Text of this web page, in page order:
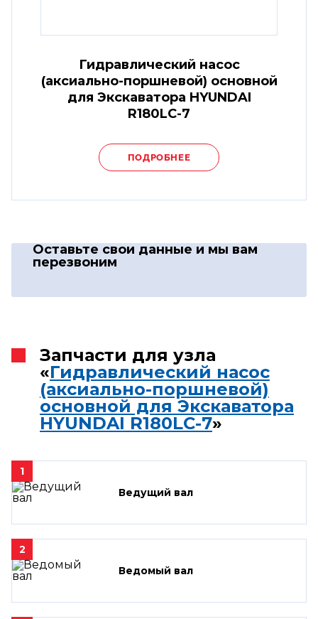
Гидравлический насос
(аксиально-поршневой) основной
для Экскаватора HYUNDAI
R180LC-7
ПОДРОБНЕЕ
Оставьте свои данные и мы вам
перезвоним
Запчасти для узла
«Гидравлический насос
(аксиально-поршневой)
основной для Экскаватора
HYUNDAI R180LC-7»
1
Ведущий вал
2
Ведомый вал